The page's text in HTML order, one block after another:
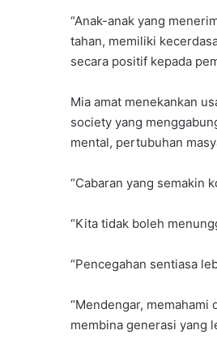
“Anak-anak yang
tahan, memiliki
secara positif kepada
Mia amat menekankan
society yang
mental, pertubuhan
“Cabaran yang semakin
“Kita tidak boleh
“Pencegahan sentiasa
“Mendengar,
membina generasi yang